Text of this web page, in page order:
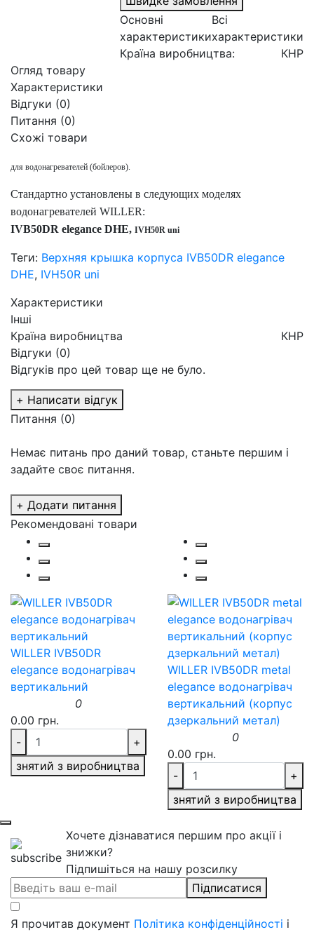
Основні
характеристики
Всі
характеристики
Країна виробництва:
КНР
Огляд товару
Характеристики
Відгуки (0)
Питання (0)
Схожі товари
для водонагревателей (бойлеров).
Стандартно установлены в следующих моделях
водонагревателей WILLER:
IVB50DR elegance DHE, IVH50R uni
Теги: Верхняя крышка корпуса IVB50DR elegance
DHE, IVH50R uni
Характеристики
Інші
Країна виробництва
КНР
Відгуки (0)
Відгуків про цей товар ще не було.
+ Написати відгук
Питання (0)
Немає питань про даний товар, станьте першим і
задайте своє питання.
+ Додати питання
Рекомендовані товари
WILLER IVB50DR
elegance водонагрівач
вертикальний
0
0.00 грн.
-
+
знятий з виробництва
WILLER IVB50DR metal
elegance водонагрівач
вертикальний (корпус
дзеркальний метал)
0
0.00 грн.
-
+
знятий з виробництва
Хочете дізнаватися першим про акції і
знижки?
Підпишіться на нашу розсилку
Підписатися
Я прочитав документ Політика конфіденційності і